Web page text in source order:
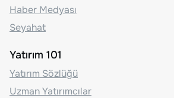
Haber Medyası
Seyahat
Yatırım 101
Yatırım Sözlüğü
Uzman Yatırımcılar